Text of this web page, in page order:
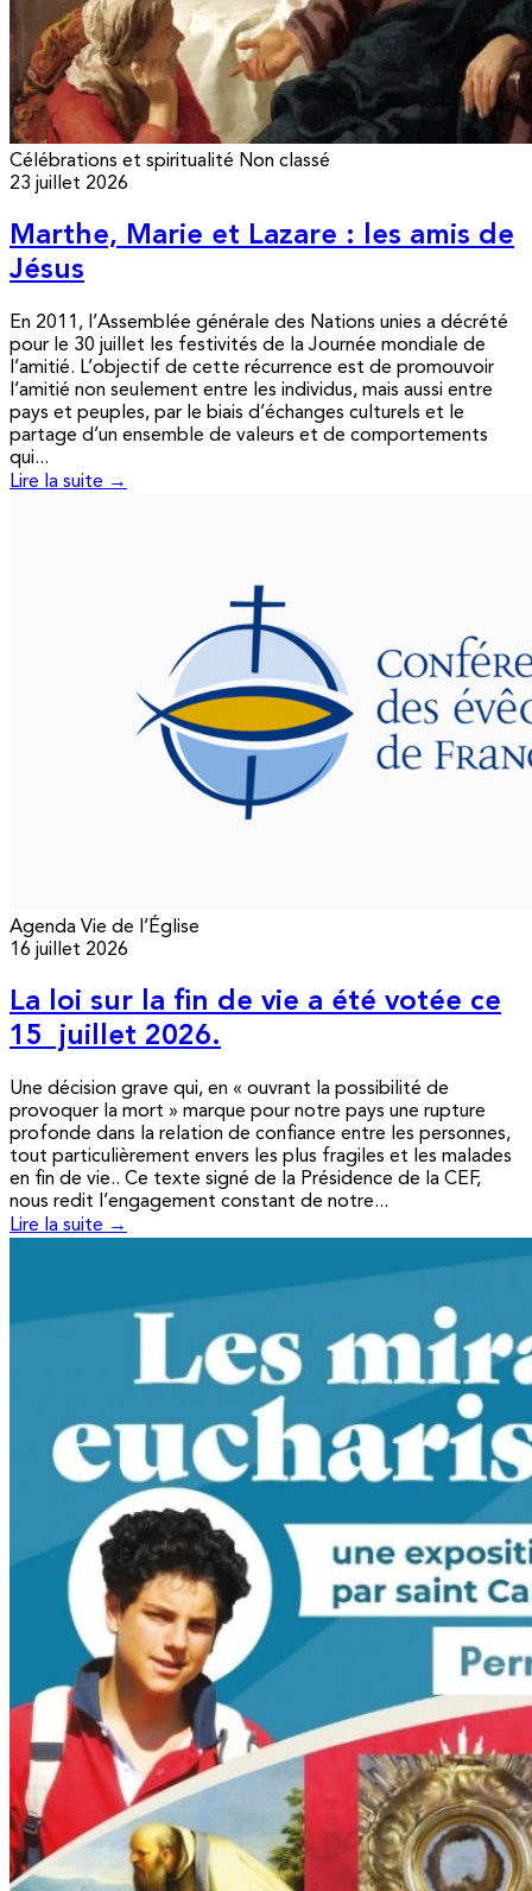
Célébrations et spiritualité Non classé
23 juillet 2026
Marthe, Marie et Lazare : les amis de
Jésus
En 2011, l’Assemblée générale des Nations unies a décrété
pour le 30 juillet les festivités de la Journée mondiale de
l’amitié. L’objectif de cette récurrence est de promouvoir
l’amitié non seulement entre les individus, mais aussi entre
pays et peuples, par le biais d’échanges culturels et le
partage d’un ensemble de valeurs et de comportements
qui...
Lire la suite →
Agenda Vie de l’Église
16 juillet 2026
La loi sur la fin de vie a été votée ce
15 juillet 2026.
Une décision grave qui, en « ouvrant la possibilité de
provoquer la mort » marque pour notre pays une rupture
profonde dans la relation de confiance entre les personnes,
tout particulièrement envers les plus fragiles et les malades
en fin de vie.. Ce texte signé de la Présidence de la CEF,
nous redit l’engagement constant de notre...
Lire la suite →